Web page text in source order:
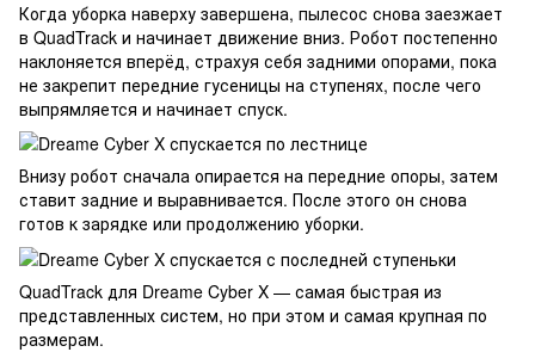
Когда уборка наверху завершена, пылесос снова заезжает
в QuadTrack и начинает движение вниз. Робот постепенно
наклоняется вперёд, страхуя себя задними опорами, пока
не закрепит передние гусеницы на ступенях, после чего
выпрямляется и начинает спуск.
Внизу робот сначала опирается на передние опоры, затем
ставит задние и выравнивается. После этого он снова
готов к зарядке или продолжению уборки.
QuadTrack для Dreame Cyber X — самая быстрая из
представленных систем, но при этом и самая крупная по
размерам.